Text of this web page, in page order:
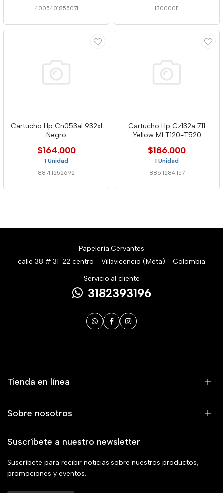
4005401855071 13000011
Cartucho Hp Cn053al 932xl
Negro
$164.000
1 Unidad
887111252692
Cartucho Hp Cz132a 711
Yellow Ml T120-T520
$186.000
1 Unidad
886112841157
Papelería Cervantes
calle 38 # 31-22 centro - Villavicencio (Meta) - Colombia
Servicio al cliente
3182393196
Tienda en línea
Sobre nosotros
Suscríbete a nuestro newsletter
Suscríbete para recibir noticias sobre nuestros productos,
promociones y eventos.